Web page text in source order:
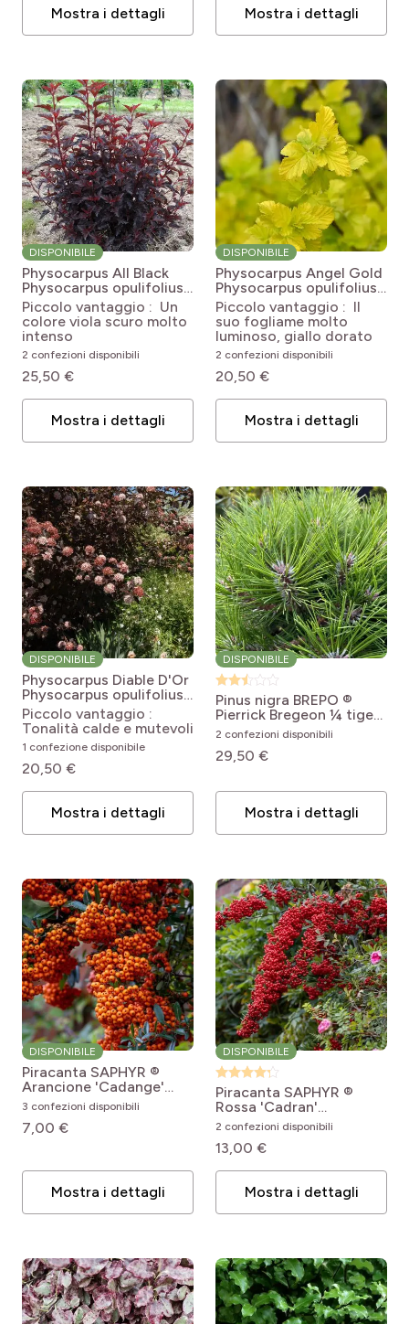
Mostra i dettagli Mostra i dettagli
DISPONIBILE
Physocarpus All Black
Physocarpus opulifolius
Minall2 (ALL BLACK®)
Piccolo vantaggio : Un
colore viola scuro molto
intenso
2 confezioni disponibili
25,50 €
Mostra i dettagli
DISPONIBILE
Physocarpus Angel Gold
Physocarpus opulifolius
Minange (ANGEL
GOLD®)
Piccolo vantaggio : Il
suo fogliame molto
luminoso, giallo dorato
2 confezioni disponibili
20,50 €
Mostra i dettagli
DISPONIBILE
Physocarpus Diable D'Or
Physocarpus opulifolius
Mindia (DIABLE D'OR®)
Piccolo vantaggio :
Tonalità calde e mutevoli
1 confezione disponibile
20,50 €
Mostra i dettagli
DISPONIBILE
Pinus nigra BREPO ®
Pierrick Bregeon ¼ tige
Pinus nigra Brégeon®
(Brepo)
2 confezioni disponibili
29,50 €
Mostra i dettagli
DISPONIBILE
Piracanta SAPHYR ®
Arancione 'Cadange'
Pyracantha coccinea
SAPHYR Orange®
Cadange
3 confezioni disponibili
7,00 €
Mostra i dettagli
DISPONIBILE
Piracanta SAPHYR ®
Rossa 'Cadran'
Pyracantha coccinea
SAPHYR Rouge® Cadou
2 confezioni disponibili
13,00 €
Mostra i dettagli